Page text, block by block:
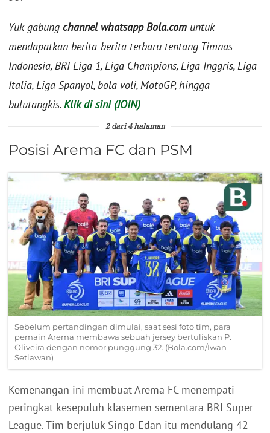
Yuk gabung channel whatsapp Bola.com untuk
mendapatkan berita-berita terbaru tentang Timnas
Indonesia, BRI Liga 1, Liga Champions, Liga Inggris, Liga
Italia, Liga Spanyol, bola voli, MotoGP, hingga
bulutangkis.Klik di sini (JOIN)
2 dari 4 halaman
Posisi Arema FC dan PSM
Sebelum pertandingan dimulai, saat sesi foto tim, para
pemain Arema membawa sebuah jersey bertuliskan P.
Oliveira dengan nomor punggung 32. (Bola.com/Iwan
Setiawan)
Kemenangan ini membuat Arema FC menempati
peringkat kesepuluh klasemen sementara BRI Super
League. Tim berjuluk Singo Edan itu mendulang 42